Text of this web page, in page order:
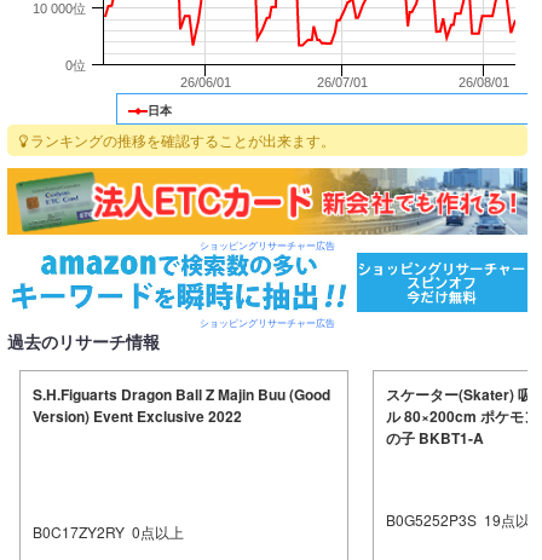
日本
26/06/01 26/07/01 26/08/01
0位
10 000位
ランキングの推移を確認することが出来ます。
ショッピングリサーチャー広告
ショッピングリサーチャー広告
過去のリサーチ情報
S.H.Figuarts Dragon Ball Z Majin Buu (Good
Version) Event Exclusive 2022
B0C17ZY2RY 0点以上
スケーター(Skater) 吸
ル 80×200cm ポケモ
の子 BKBT1-A
B0G5252P3S 19点以